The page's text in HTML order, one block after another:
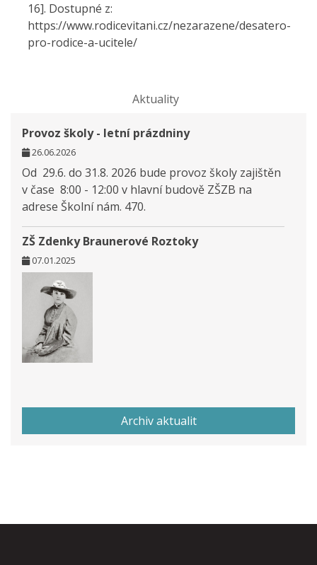
16]. Dostupné z:
https://www.rodicevitani.cz/nezarazene/desatero-
pro-rodice-a-ucitele/
Aktuality
Provoz školy - letní prázdniny
26.06.2026
Od 29.6. do 31.8. 2026 bude provoz školy zajištěn
v čase 8:00 - 12:00 v hlavní budově ZŠZB na
adrese Školní nám. 470.
ZŠ Zdenky Braunerové Roztoky
07.01.2025
Archiv aktualit